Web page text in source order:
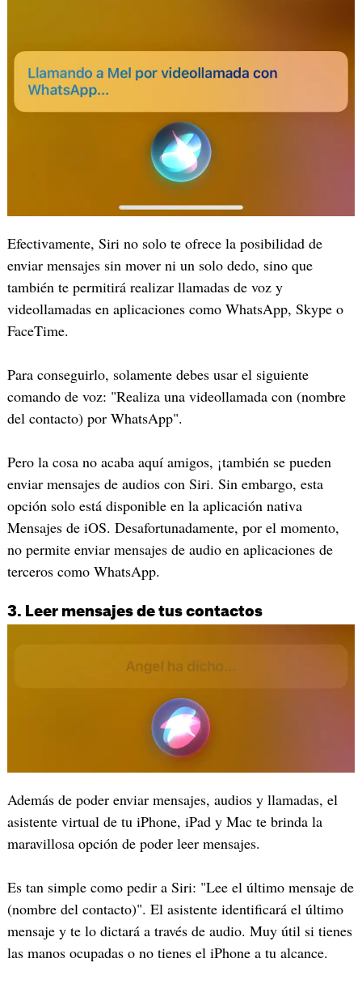
Efectivamente, Siri no solo te ofrece la posibilidad de
enviar mensajes sin mover ni un solo dedo, sino que
también te permitirá realizar llamadas de voz y
videollamadas en aplicaciones como WhatsApp, Skype o
FaceTime.
Para conseguirlo, solamente debes usar el siguiente
comando de voz: "Realiza una videollamada con (nombre
del contacto) por WhatsApp".
Pero la cosa no acaba aquí amigos, ¡también se pueden
enviar mensajes de audios con Siri. Sin embargo, esta
opción solo está disponible en la aplicación nativa
Mensajes de iOS. Desafortunadamente, por el momento,
no permite enviar mensajes de audio en aplicaciones de
terceros como WhatsApp.
3. Leer mensajes de tus contactos
Además de poder enviar mensajes, audios y llamadas, el
asistente virtual de tu iPhone, iPad y Mac te brinda la
maravillosa opción de poder leer mensajes.
Es tan simple como pedir a Siri: "Lee el último mensaje de
(nombre del contacto)". El asistente identificará el último
mensaje y te lo dictará a través de audio. Muy útil si tienes
las manos ocupadas o no tienes el iPhone a tu alcance.